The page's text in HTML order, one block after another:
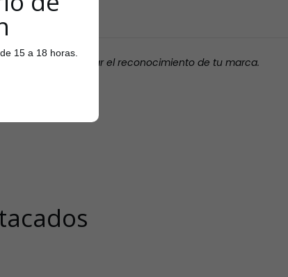
para aumentar el reconocimiento de tu marca.
15 a 18 horas.